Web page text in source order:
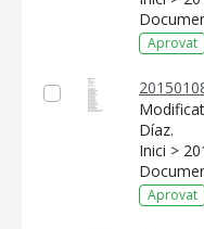
Aprovat
Díaz.
Inici >
Aprovat